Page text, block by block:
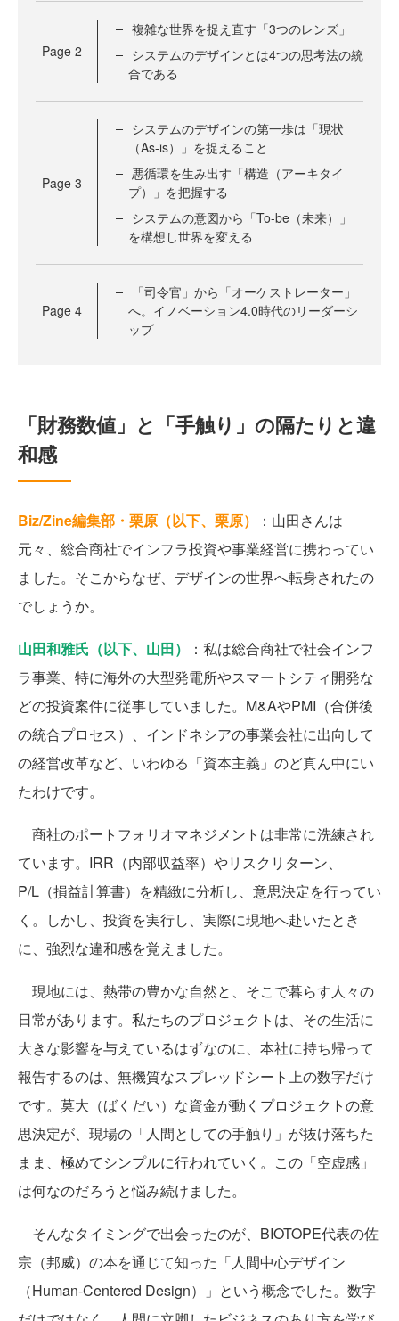
Page 2
複雑な世界を捉え直す「3つのレンズ」
システムのデザインとは4つの思考法の統
合である
Page 3
システムのデザインの第一歩は「現状
（As-is）」を捉えること
悪循環を生み出す「構造（アーキタイ
プ）」を把握する
システムの意図から「To-be（未来）」
を構想し世界を変える
Page 4
「司令官」から「オーケストレーター」
へ。イノベーション4.0時代のリーダーシ
ップ
「財務数値」と「手触り」の隔たりと違
和感
Biz/Zine編集部・栗原（以下、栗原）
：山田さんは
元々、総合商社でインフラ投資や事業経営に携わってい
ました。そこからなぜ、デザインの世界へ転身されたの
でしょうか。
山田和雅氏（以下、山田）
：私は総合商社で社会インフ
ラ事業、特に海外の大型発電所やスマートシティ開発な
どの投資案件に従事していました。M&AやPMI（合併後
の統合プロセス）、インドネシアの事業会社に出向して
の経営改革など、いわゆる「資本主義」のど真ん中にい
たわけです。
商社のポートフォリオマネジメントは非常に洗練され
ています。IRR（内部収益率）やリスクリターン、
P/L（損益計算書）を精緻に分析し、意思決定を行ってい
く。しかし、投資を実行し、実際に現地へ赴いたとき
に、強烈な違和感を覚えました。
現地には、熱帯の豊かな自然と、そこで暮らす人々の
日常があります。私たちのプロジェクトは、その生活に
大きな影響を与えているはずなのに、本社に持ち帰って
報告するのは、無機質なスプレッドシート上の数字だけ
です。莫大（ばくだい）な資金が動くプロジェクトの意
思決定が、現場の「人間としての手触り」が抜け落ちた
まま、極めてシンプルに行われていく。この「空虚感」
は何なのだろうと悩み続けました。
そんなタイミングで出会ったのが、BIOTOPE代表の佐
宗（邦威）の本を通じて知った「人間中心デザイン
（Human-Centered Design）」という概念でした。数字